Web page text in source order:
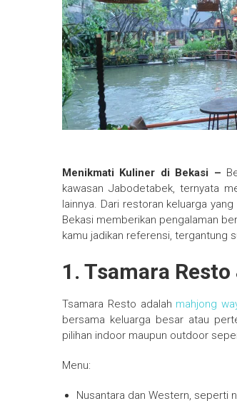
Menikmati Kuliner di Bekasi –
kawasan Jabodetabek, ternyata
lainnya. Dari restoran keluarga
Bekasi memberikan pengalaman
kamu jadikan referensi, tergantung
1. Tsamara
Tsamara Resto adalah mahjong
bersama keluarga besar atau
pilihan indoor maupun outdoor
Menu:
Nusantara dan Western, seperti